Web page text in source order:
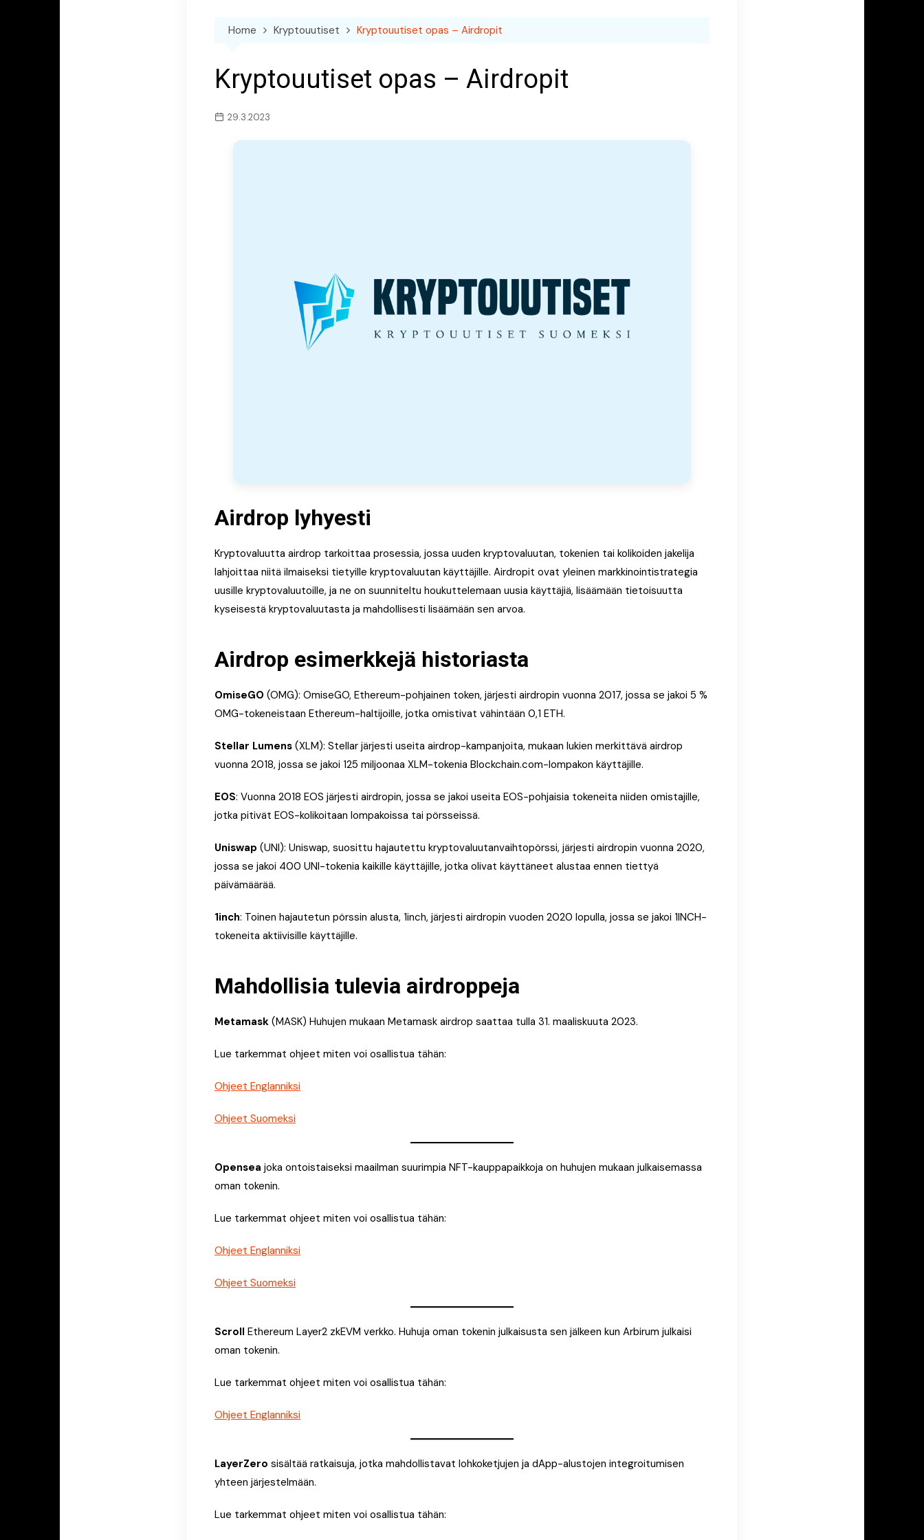
Home Kryptouutiset Kryptouutiset opas – Airdropit
Kryptouutiset opas – Airdropit
29.3.2023
Airdrop lyhyesti
Kryptovaluutta airdrop tarkoittaa prosessia, jossa uuden kryptovaluutan, tokenien tai kolikoiden jakelija
lahjoittaa niitä ilmaiseksi tietyille kryptovaluutan käyttäjille. Airdropit ovat yleinen markkinointistrategia
uusille kryptovaluutoille, ja ne on suunniteltu houkuttelemaan uusia käyttäjiä, lisäämään tietoisuutta
kyseisestä kryptovaluutasta ja mahdollisesti lisäämään sen arvoa.
Airdrop esimerkkejä historiasta
OmiseGO (OMG): OmiseGO, Ethereum-pohjainen token, järjesti airdropin vuonna 2017, jossa se jakoi 5 %
OMG-tokeneistaan Ethereum-haltijoille, jotka omistivat vähintään 0,1 ETH.
Stellar Lumens (XLM): Stellar järjesti useita airdrop-kampanjoita, mukaan lukien merkittävä airdrop
vuonna 2018, jossa se jakoi 125 miljoonaa XLM-tokenia Blockchain.com-lompakon käyttäjille.
EOS: Vuonna 2018 EOS järjesti airdropin, jossa se jakoi useita EOS-pohjaisia tokeneita niiden omistajille,
jotka pitivät EOS-kolikoitaan lompakoissa tai pörsseissä.
Uniswap (UNI): Uniswap, suosittu hajautettu kryptovaluutanvaihtopörssi, järjesti airdropin vuonna 2020,
jossa se jakoi 400 UNI-tokenia kaikille käyttäjille, jotka olivat käyttäneet alustaa ennen tiettyä
päivämäärää.
1inch: Toinen hajautetun pörssin alusta, 1inch, järjesti airdropin vuoden 2020 lopulla, jossa se jakoi 1INCH-
tokeneita aktiivisille käyttäjille.
Mahdollisia tulevia airdroppeja
Metamask (MASK) Huhujen mukaan Metamask airdrop saattaa tulla 31. maaliskuuta 2023.
Lue tarkemmat ohjeet miten voi osallistua tähän:
Ohjeet Englanniksi
Ohjeet Suomeksi
Opensea joka ontoistaiseksi maailman suurimpia NFT-kauppapaikkoja on huhujen mukaan julkaisemassa
oman tokenin.
Lue tarkemmat ohjeet miten voi osallistua tähän:
Ohjeet Englanniksi
Ohjeet Suomeksi
Scroll Ethereum Layer2 zkEVM verkko. Huhuja oman tokenin julkaisusta sen jälkeen kun Arbirum julkaisi
oman tokenin.
Lue tarkemmat ohjeet miten voi osallistua tähän:
Ohjeet Englanniksi
LayerZero sisältää ratkaisuja, jotka mahdollistavat lohkoketjujen ja dApp-alustojen integroitumisen
yhteen järjestelmään.
Lue tarkemmat ohjeet miten voi osallistua tähän: